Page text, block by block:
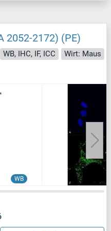
2052-2172) (PE)
WB, IHC, IF, ICC
Wirt: Maus
WB